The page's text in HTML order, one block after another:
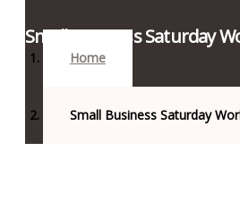
Small Business Saturday
Home
Small Business Saturday